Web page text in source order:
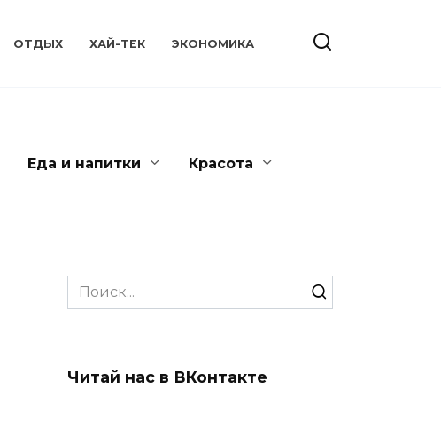
ОТДЫХ ХАЙ-ТЕК ЭКОНОМИКА
Еда и напитки Красота
Search
for:
Читай нас в ВКонтакте